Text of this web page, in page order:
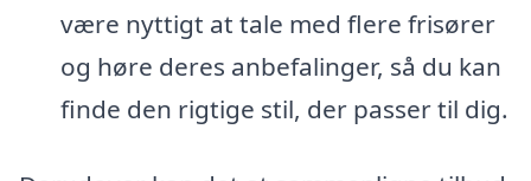
være nyttigt at tale med flere frisører
og høre deres anbefalinger, så du kan
finde den rigtige stil, der passer til dig.